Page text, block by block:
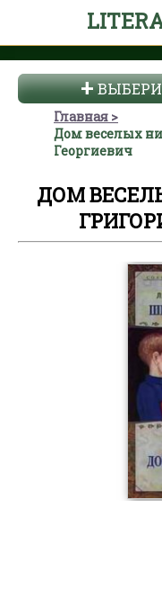
Главная
Дом веселых
Георгиевич
ДОМ